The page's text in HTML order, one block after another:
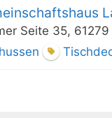
Seite 35,